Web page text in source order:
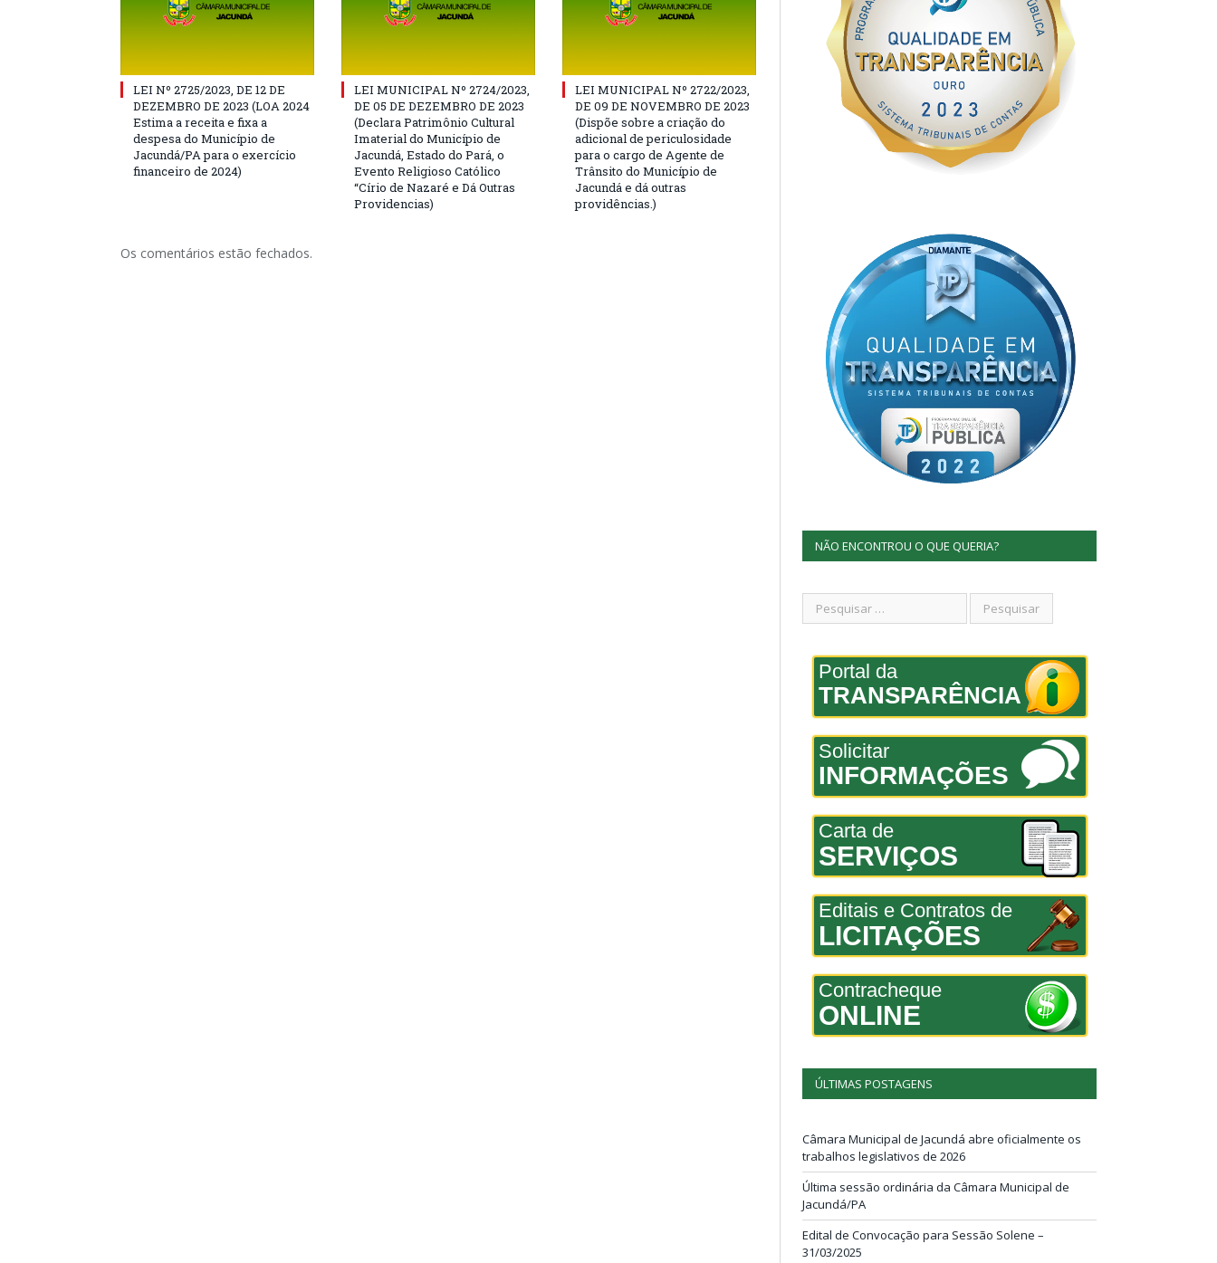
LEI Nº 2725/2023, DE 12 DE
DEZEMBRO DE 2023 (LOA 2024
Estima a receita e fixa a
despesa do Município de
Jacundá/PA para o exercício
financeiro de 2024)
LEI MUNICIPAL Nº 2724/2023,
DE 05 DE DEZEMBRO DE 2023
(Declara Patrimônio Cultural
Imaterial do Município de
Jacundá, Estado do Pará, o
Evento Religioso Católico
“Círio de Nazaré e Dá Outras
Providencias)
LEI MUNICIPAL Nº 2722/2023,
DE 09 DE NOVEMBRO DE 2023
(Dispõe sobre a criação do
adicional de periculosidade
para o cargo de Agente de
Trânsito do Município de
Jacundá e dá outras
providências.)
Os comentários estão fechados.
NÃO ENCONTROU O QUE QUERIA?
Portal da
TRANSPARÊNCIA
Solicitar
INFORMAÇÕES
Carta de
SERVIÇOS
Editais e Contratos de
LICITAÇÕES
Contracheque
ONLINE
ÚLTIMAS POSTAGENS
Câmara Municipal de Jacundá abre oficialmente os
trabalhos legislativos de 2026
Última sessão ordinária da Câmara Municipal de
Jacundá/PA
Edital de Convocação para Sessão Solene –
31/03/2025